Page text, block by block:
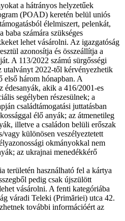
a hátrányos helyzetűek
(POAD) keretén belül uniós
élelmiszert, pelenkát,
baba számára szükséges
lehet vásárolni. Az igazgatóság
azonosítja és összeállítja a
A 113/2022 számú sürgősségi
utalványt 2022-től kérvényezhetik
első három hónapban. A
édesanyák, akik a 416/2001-es
segélyben részesülnek; a
családtámogatási juttatásban
élő anyák; az átmenetileg
illetve a családon belüli erőszak
vagy különösen veszélyeztetett
okmányokkal nem
az ukrajnai menedékkérő
területén használható fel a kártya
pedig csak újszülött
vásárolni. A fenti kategóriába
váradi Teleki (Primăriei) utca 42.
további információért az